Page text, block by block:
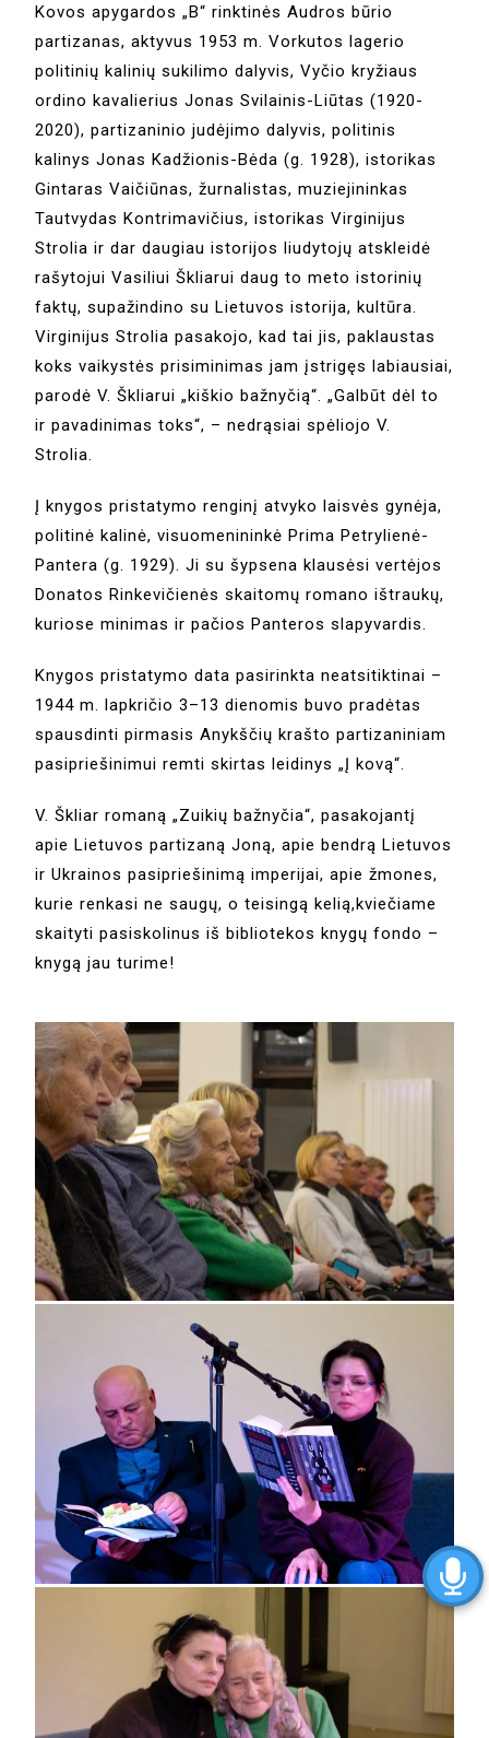
Kovos apygardos „B“ rinktinės Audros būrio
partizanas, aktyvus 1953 m. Vorkutos lagerio
politinių kalinių sukilimo dalyvis, Vyčio kryžiaus
ordino kavalierius Jonas Svilainis-Liūtas (1920-
2020), partizaninio judėjimo dalyvis, politinis
kalinys Jonas Kadžionis-Bėda (g. 1928), istorikas
Gintaras Vaičiūnas, žurnalistas, muziejininkas
Tautvydas Kontrimavičius, istorikas Virginijus
Strolia ir dar daugiau istorijos liudytojų atskleidė
rašytojui Vasiliui Škliarui daug to meto istorinių
faktų, supažindino su Lietuvos istorija, kultūra.
Virginijus Strolia pasakojo, kad tai jis, paklaustas
koks vaikystės prisiminimas jam įstrigęs labiausiai,
parodė V. Škliarui „kiškio bažnyčią“. „Galbūt dėl to
ir pavadinimas toks“, – nedrąsiai spėliojo V.
Strolia.
Į knygos pristatymo renginį atvyko laisvės gynėja,
politinė kalinė, visuomenininkė Prima Petrylienė-
Pantera (g. 1929). Ji su šypsena klausėsi vertėjos
Donatos Rinkevičienės skaitomų romano ištraukų,
kuriose minimas ir pačios Panteros slapyvardis.
Knygos pristatymo data pasirinkta neatsitiktinai –
1944 m. lapkričio 3–13 dienomis buvo pradėtas
spausdinti pirmasis Anykščių krašto partizaniniam
pasipriešinimui remti skirtas leidinys „Į kovą“.
V.Škliar romaną „Zuikių bažnyčia“, pasakojantį
apie Lietuvos partizaną Joną, apie bendrą Lietuvos
ir Ukrainos pasipriešinimą imperijai, apie žmones,
kurie renkasi ne saugų, o teisingą kelią,kviečiame
skaityti pasiskolinus iš bibliotekos knygų fondo –
knygą jau turime!